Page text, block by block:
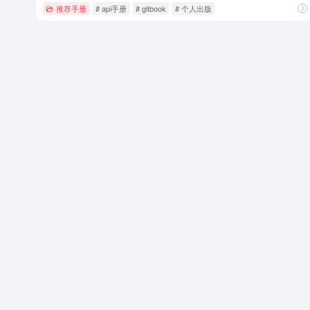
推荐手册 # api手册 # gitbook # 个人出版